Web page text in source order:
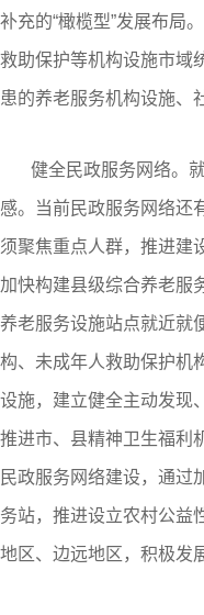
补充的“橄榄型”发展布局
救助保护等机构设施市域
患的养老服务机构设施、
健全民政服务网络。
感。当前民政服务网络还
须聚焦重点人群，推进建
加快构建县级综合养老服
养老服务设施站点就近就
构、未成年人救助保护机
设施，建立健全主动发现
推进市、县精神卫生福利
民政服务网络建设，通过
务站，推进设立农村公益
地区、边远地区，积极发